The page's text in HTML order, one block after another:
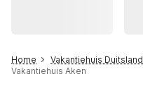
Home Vakantiehuis Duitsland
Vakantiehuis Aken